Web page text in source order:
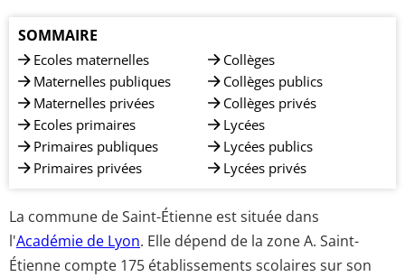
SOMMAIRE
Ecoles maternelles
Maternelles publiques
Maternelles privées
Ecoles primaires
Primaires publiques
Primaires privées
Collèges
Collèges publics
Collèges privés
Lycées
Lycées publics
Lycées privés
La commune de Saint-Étienne est située dans
l'Académie de Lyon. Elle dépend de la zone A. Saint-
Étienne compte 175 établissements scolaires sur son